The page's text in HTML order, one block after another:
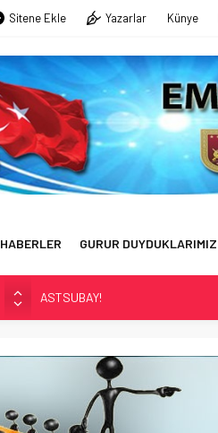
Sitene Ekle Yazarlar Künye
HABERLER GURUR DUYDUKLARIMIZ
Kayıp Asker Sınıfı-2
EMEKLİ ASSUBAY: ‘ZEYTİN
Astsubaylar Çalıştayı’ndaki
ASTSUBAY!